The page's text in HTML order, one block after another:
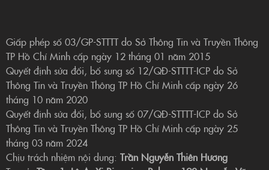
Giấp phép số 03/GP-STTTT do Sở Thông Tin và Truyền Thông
TP Hồ Chí Minh cấp ngày 12 tháng 01 năm 2015
Quyết định sửa đổi, bổ sung số 12/QĐ-STTTT-ICP do Sở
Thông Tin và Truyền Thông TP Hồ Chí Minh cấp ngày 26
tháng 10 năm 2020
Quyết định sửa đổi, bổ sung số 07/QĐ-STTTT-ICP do Sở
Thông Tin và Truyền Thông TP Hồ Chí Minh cấp ngày 25
tháng 03 năm 2024
Chịu trách nhiệm nội dung: Trần Nguyễn Thiên Hương